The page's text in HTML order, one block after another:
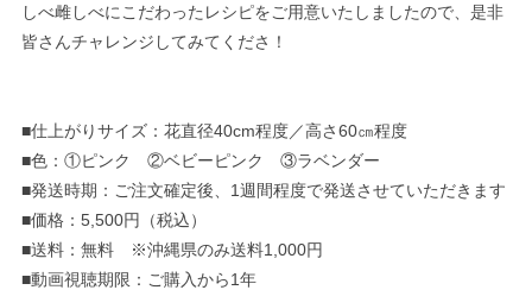
しべ雌しべにこだわったレシピをご用意いたしましたので、是非
皆さんチャレンジしてみてくださ！
■仕上がりサイズ：花直径40cm程度／高さ60㎝程度
■色：①ピンク ②ベビーピンク ③ラベンダー
■発送時期：ご注文確定後、1週間程度で発送させていただきます
■価格：5,500円（税込）
■送料：無料 ※沖縄県のみ送料1,000円
■動画視聴期限：ご購入から1年